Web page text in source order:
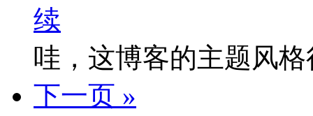
续
哇，这博客的主题风
下一页 »